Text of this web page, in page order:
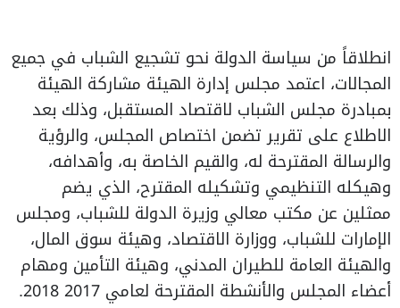
انطلاقاً من سياسة الدولة نحو تشجيع الشباب في جميع
المجالات، اعتمد مجلس إدارة الهيئة مشاركة الهيئة
بمبادرة مجلس الشباب لاقتصاد المستقبل، وذلك بعد
الاطلاع على تقرير تضمن اختصاص المجلس، والرؤية
والرسالة المقترحة له، والقيم الخاصة به، وأهدافه،
وهيكله التنظيمي وتشكيله المقترح، الذي يضم
ممثلين عن مكتب معالي وزيرة الدولة للشباب، ومجلس
الإمارات للشباب، ووزارة الاقتصاد، وهيئة سوق المال،
والهيئة العامة للطيران المدني، وهيئة التأمين ومهام
أعضاء المجلس والأنشطة المقترحة لعامي 2017 2018.